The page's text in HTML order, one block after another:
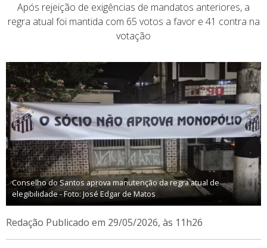
Após rejeição de exigências de mandatos anteriores, a
regra atual foi mantida com 65 votos a favor e 41 contra na
votação
Conselho do Santos aprova manutenção da regra atual de
elegibilidade - Foto: José Edgar de Matos
Redação Publicado em 29/05/2026, às 11h26